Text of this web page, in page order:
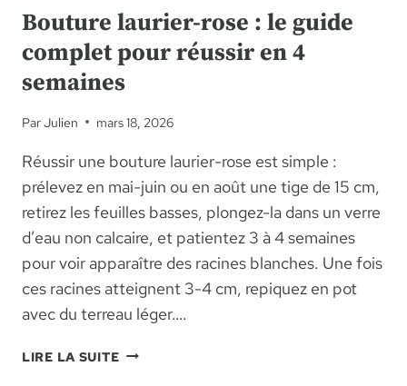
Bouture laurier-rose : le guide
complet pour réussir en 4
semaines
ParJulien mars 18, 2026
Réussir une bouture laurier-rose est simple :
prélevez en mai-juin ou en août une tige de 15 cm,
retirez les feuilles basses, plongez-la dans un verre
d’eau non calcaire, et patientez 3 à 4 semaines
pour voir apparaître des racines blanches. Une fois
ces racines atteignent 3-4 cm, repiquez en pot
avec du terreau léger….
LIRE LA SUITEBOUTURE